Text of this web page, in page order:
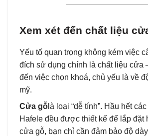
Xem xét đến chất liệu
Yếu tố quan trọng không kém việc
đích sử dụng chính là chất liệu cửa
đến việc chọn khoá, chủ yếu là về
mỹ.
Cửa gỗ là loại “dễ tính”. Hầu hết
Hafele đều được thiết kế để lắp đặt
cửa gỗ, bạn chỉ cần đảm bảo độ